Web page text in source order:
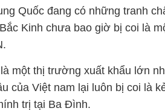
Quốc đang có những tranh
Kinh chưa bao giờ bị coi là
một thị trường xuất khẩu lớn
của Việt nam lại luôn bị coi là
trị tại Ba Đình.